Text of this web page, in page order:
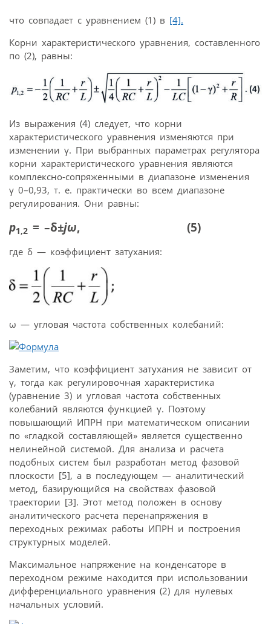
что совпадает с уравнением (1) в [4].
Корни характеристического уравнения, составленного
по (2), равны:
Из выражения (4) следует, что корни
характеристического уравнения изменяются при
изменении γ. При выбранных параметрах регулятора
корни характеристического уравнения являются
комплексно-сопряженными в диапазоне изменения
γ 0–0,93, т. е. практически во всем диапазоне
регулирования. Они равны:
p1,2 = –δ±jω, (5)
где δ — коэффициент затухания:
ω — угловая частота собственных колебаний:
Заметим, что коэффициент затухания не зависит от
γ, тогда как регулировочная характеристика
(уравнение 3) и угловая частота собственных
колебаний являются функцией γ. Поэтому
повышающий ИПРН при математическом описании
по «гладкой составляющей» является существенно
нелинейной системой. Для анализа и расчета
подобных систем был разработан метод фазовой
плоскости [5], а в последующем — аналитический
метод, базирующийся на свойствах фазовой
траектории [3]. Этот метод положен в основу
аналитического расчета перенапряжения в
переходных режимах работы ИПРН и построения
структурных моделей.
Максимальное напряжение на конденсаторе в
переходном режиме находится при использовании
дифференциального уравнения (2) для нулевых
начальных условий.